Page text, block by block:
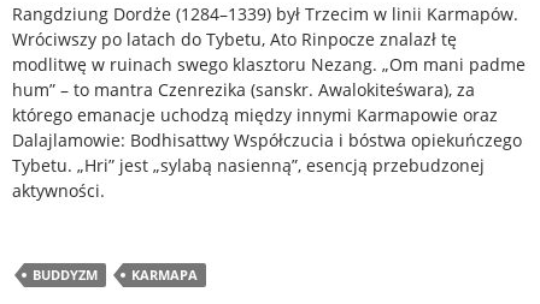
Rangdziung Dordże (1284–1339) był Trzecim w linii Karmapów.
Wróciwszy po latach do Tybetu, Ato Rinpocze znalazł tę
modlitwę w ruinach swego klasztoru Nezang. „Om mani padme
hum” – to mantra Czenrezika (sanskr. Awalokiteśwara), za
którego emanacje uchodzą między innymi Karmapowie oraz
Dalajlamowie: Bodhisattwy Współczucia i bóstwa opiekuńczego
Tybetu. „Hri” jest „sylabą nasienną”, esencją przebudzonej
aktywności.
BUDDYZM KARMAPA